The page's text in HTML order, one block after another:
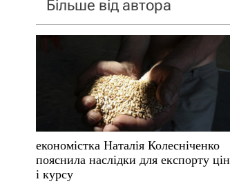
Більше від автора
економістка Наталія Колесніченко
пояснила наслідки для експорту цін
і курсу